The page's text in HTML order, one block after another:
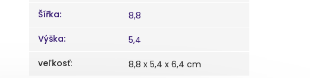
Šířka:
8,8
Výška:
5,4
veľkosť: 8,8 x 5,4 x 6,4 cm